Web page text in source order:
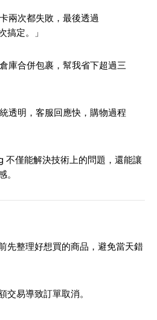
兩次都失敗，最後透過
定。」
庫合併包裹，幫我省下超過三
透明，客服回應快，購物過程
僅能解決技術上的問題，還能讓
。
先整理好想買的商品，避免當天錯
交易導致訂單取消。